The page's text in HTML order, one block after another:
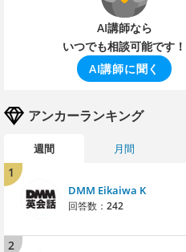
AI講師なら
いつでも相談可能です！
AI講師に聞く
アンカーランキング
週間 月間
1
DMM Eikaiwa K
回答数： 242
2